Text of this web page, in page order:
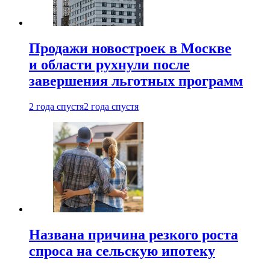
Продажи новостроек в Москве
и области рухнули после
завершения льготных программ
2 года спустя2 года спустя
Названа причина резкого роста
спроса на сельскую ипотеку